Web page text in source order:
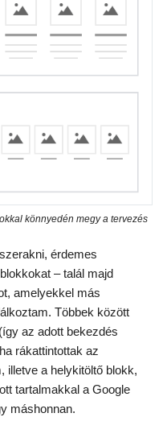
könnyedén megy a tervezés
érdemes
– talál majd
amelyekkel más
Többek között
az adott bekezdés
rákattintottak az
illetve a helykitöltő blokk,
tartalmakkal a Google
máshonnan.